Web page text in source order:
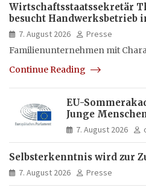
Wirtschaftsstaatssekretär
besucht Handwerksbetrieb
Freiburg
7. August 2026
Presse
Familienunternehmen mit
Continue Reading
EU-
Junge
Europas Zukunft
7. August 2026
Selbsterkenntnis wird zur
7. August 2026 Presse